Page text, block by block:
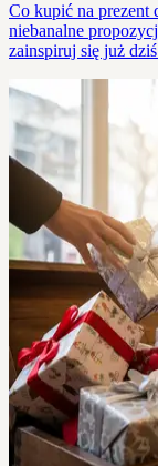
Co kupić na prezent
niebanalne
zainspiruj się już